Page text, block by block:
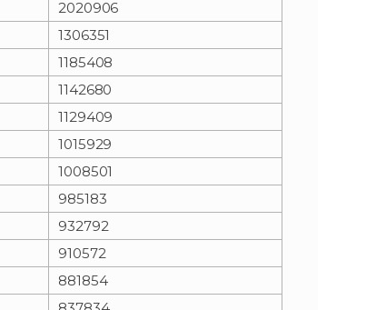
e
t
2020906
1306351
1185408
1142680
1129409
1015929
1008501
985183
932792
910572
881854